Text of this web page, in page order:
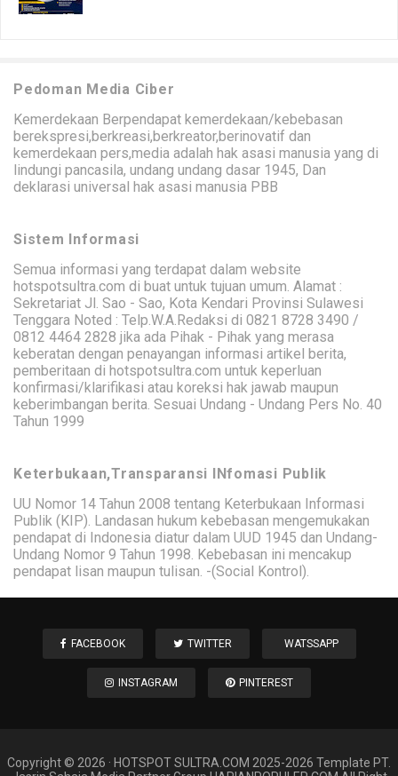
Pedoman Media Ciber
Kemerdekaan Berpendapat kemerdekaan/kebebasan
berekspresi,berkreasi,berkreator,berinovatif dan
kemerdekaan pers,media adalah hak asasi manusia yang di
lindungi pancasila, undang undang dasar 1945, Dan
deklarasi universal hak asasi manusia PBB
Sistem Informasi
Semua informasi yang terdapat dalam website
hotspotsultra.com di buat untuk tujuan umum. Alamat :
Sekretariat Jl. Sao - Sao, Kota Kendari Provinsi Sulawesi
Tenggara Noted : Telp.W.A.Redaksi di 0821 8728 3490 /
0812 4464 2828 jika ada Pihak - Pihak yang merasa
keberatan dengan penayangan informasi artikel berita,
pemberitaan di hotspotsultra.com untuk keperluan
konfirmasi/klarifikasi atau koreksi hak jawab maupun
keberimbangan berita. Sesuai Undang - Undang Pers No. 40
Tahun 1999
Keterbukaan,Transparansi INfomasi Publik
UU Nomor 14 Tahun 2008 tentang Keterbukaan Informasi
Publik (KIP). Landasan hukum kebebasan mengemukakan
pendapat di Indonesia diatur dalam UUD 1945 dan Undang-
Undang Nomor 9 Tahun 1998. Kebebasan ini mencakup
pendapat lisan maupun tulisan. -(Social Kontrol).
FACEBOOK TWITTER WATSSAPP
INSTAGRAM PINTEREST
Copyright © 2026 · HOTSPOT SULTRA .COM 2025-2026 Template PT.